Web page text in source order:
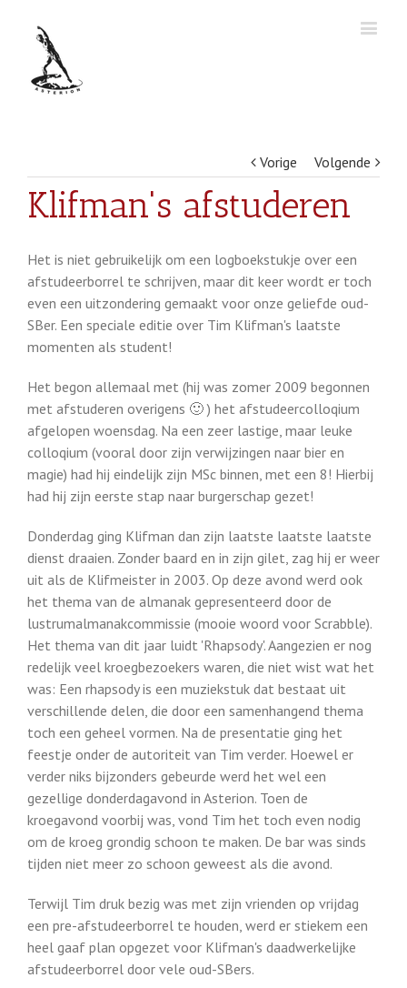
Vorige Volgende
Klifman's afstuderen
Het is niet gebruikelijk om een logboekstukje over een
afstudeerborrel te schrijven, maar dit keer wordt er toch
even een uitzondering gemaakt voor onze geliefde oud-
SBer. Een speciale editie over Tim Klifman's laatste
momenten als student!
Het begon allemaal met (hij was zomer 2009 begonnen
met afstuderen overigens 🙂 ) het afstudeercolloqium
afgelopen woensdag. Na een zeer lastige, maar leuke
colloqium (vooral door zijn verwijzingen naar bier en
magie) had hij eindelijk zijn MSc binnen, met een 8! Hierbij
had hij zijn eerste stap naar burgerschap gezet!
Donderdag ging Klifman dan zijn laatste laatste laatste
dienst draaien. Zonder baard en in zijn gilet, zag hij er weer
uit als de Klifmeister in 2003. Op deze avond werd ook
het thema van de almanak gepresenteerd door de
lustrumalmanakcommissie (mooie woord voor Scrabble).
Het thema van dit jaar luidt 'Rhapsody'. Aangezien er nog
redelijk veel kroegbezoekers waren, die niet wist wat het
was: Een rhapsody is een muziekstuk dat bestaat uit
verschillende delen, die door een samenhangend thema
toch een geheel vormen. Na de presentatie ging het
feestje onder de autoriteit van Tim verder. Hoewel er
verder niks bijzonders gebeurde werd het wel een
gezellige donderdagavond in Asterion. Toen de
kroegavond voorbij was, vond Tim het toch even nodig
om de kroeg grondig schoon te maken. De bar was sinds
tijden niet meer zo schoon geweest als die avond.
Terwijl Tim druk bezig was met zijn vrienden op vrijdag
een pre-afstudeerborrel te houden, werd er stiekem een
heel gaaf plan opgezet voor Klifman's daadwerkelijke
afstudeerborrel door vele oud-SBers.